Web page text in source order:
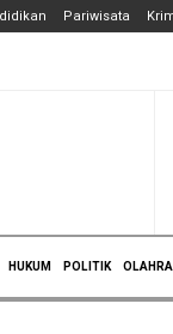
Pariwisata
HUKUM POLITIK